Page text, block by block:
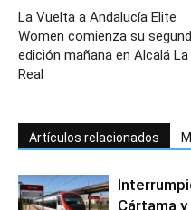
La Vuelta a Andalucía Elite
Women comienza su
edición mañana en Alcalá La
Real
Artículos relacionados
Cártama